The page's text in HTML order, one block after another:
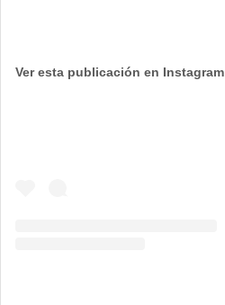
Ver esta publicación en Instagram